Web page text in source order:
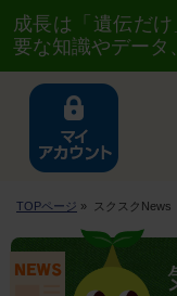
成長は「遺伝だ
要な知識やデータ
TOPページ » スクスクNews